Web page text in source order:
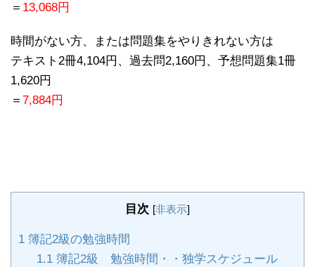
＝ 13,068円
時間がない方、または問題集をやりきれない方は
テキスト2冊4,104円、過去問2,160円、予想問題集1冊
1,620円
＝ 7,884円
目次 [非表示]
1 簿記2級の勉強時間
1.1簿記2級 勉強時間・・独学スケジュール